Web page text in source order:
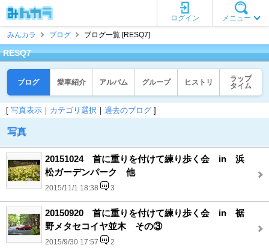
メニュー
ログイン
みんカラ
ブログ ブログ一覧 [RESQ7]
RESQ7
ブログ 愛車紹介 アルバム グループ ヒストリ
ラップ
タイム
[ 写真表示 ｜ カテゴリ選択 ｜ 過去のブログ ]
写真
20151024 首に重りを付けて練り歩く会 in 浜
松ガーデンパーク 他
2015/11/1 18:38 3
20150920 首に重りを付けて練り歩く会 in 裾
野メタセコイヤ並木 その③
2015/9/30 17:57 2